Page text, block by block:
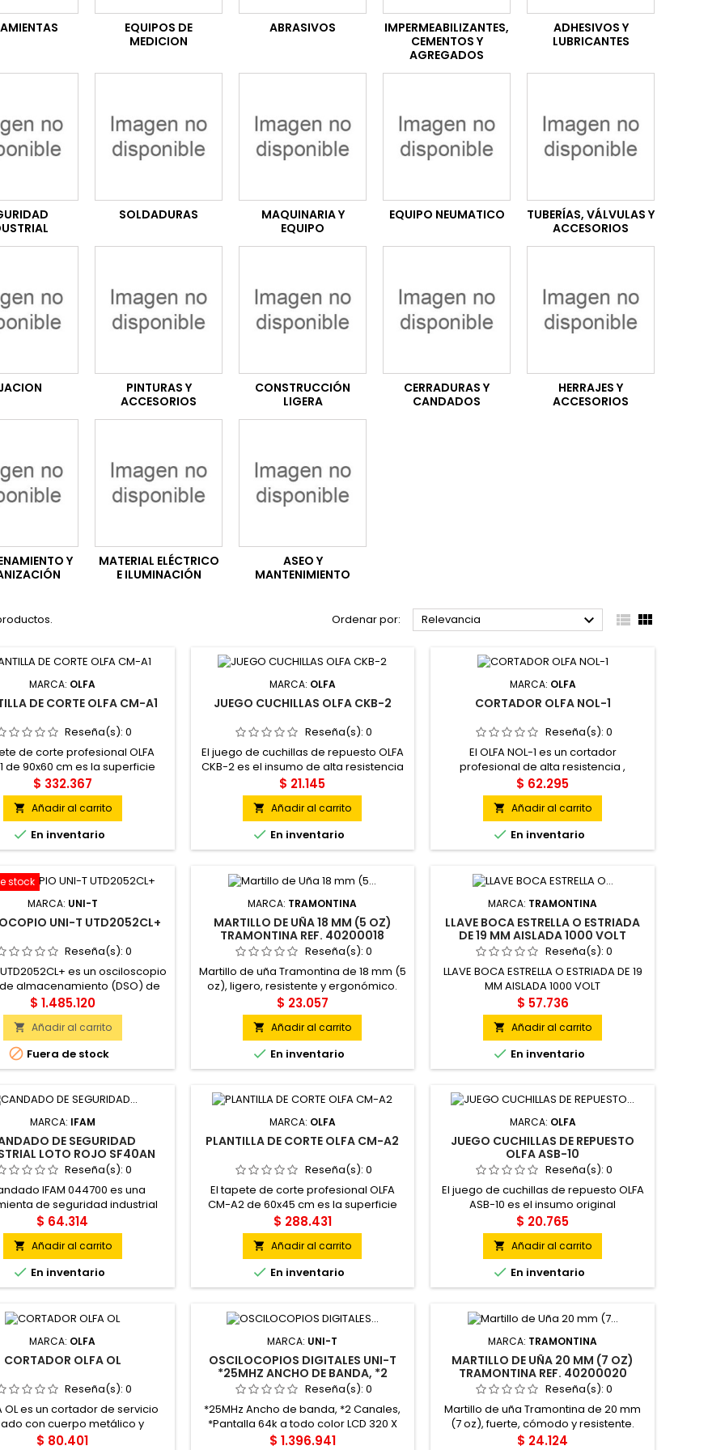
EQUIPOS DE
MEDICION
ABRASIVOS
IMPERMEABILIZANTES,
CEMENTOS Y
AGREGADOS
ADHESIVOS Y
LUBRICANTES
SOLDADURAS
MAQUINARIA Y
EQUIPO
EQUIPO NEUMATICO
TUBERÍAS, VÁLVULAS Y
ACCESORIOS
PINTURAS Y
ACCESORIOS
CONSTRUCCIÓN
LIGERA
CERRADURAS Y
CANDADOS
HERRAJES Y
ACCESORIOS
Y
MATERIAL ELÉCTRICO
E ILUMINACIÓN
ASEO Y
MANTENIMIENTO
Ordenar por: Relevancia   
MARCA: OLFA
DE CORTE OLFA CM-A1
Reseña(s):0
de corte profesional OLFA
de 90x60 cm es la superficie
de gran formato definitiva
talleres creativos, diseño y
en Colombia. Fabricado en
con tecnología avanzada de
(self-healing), su
de tres capas de PVC
cerrando las ranuras al...
$ 332.367
 Añadir al carrito
 En inventario
MARCA: OLFA
JUEGO CUCHILLAS OLFA CKB-2
Reseña(s): 0
El juego de cuchillas de repuesto OLFA
CKB-2 es el insumo de alta resistencia
definitivo para profesionales de la
marroquinería, el mantenimiento
industrial y las actividades al aire libre.
Fabricadas en Japón con acero
inoxidable de grado superior, estas
robustas hojillas enterizas están
navaja de artesanía OLFA CK-2. Su...
$ 21.145
 Añadir al carrito
 En inventario
MARCA: OLFA
CORTADOR OLFA NOL-1
Reseña(s): 0
El OLFA NOL-1 es un cortador
profesional de alta resistencia ,
diseñado para trabajos exigentes que
requieren precisión y durabilidad. Este
modelo es reconocido por por su
excelente calidad y ergonomia, siendo
ideal para corte de materiales como
cartón, plástico, cuero, vinilo, papel
$ 62.295
 Añadir al carrito
 En inventario
stock
MARCA: UNI-T
UNI-T UTD2052CL+
Reseña(s):0
UTD2052CL+ es un osciloscopio
almacenamiento (DSO) de
diseñado como una
de uso general para
entornos educativos y
de reparación. El UTD2052CL+
de 2 canales con un
de banda de 50 MHz y una
s. Su característica más...
$ 1.485.120
 Añadir al carrito
 Fuera de stock
MARCA: TRAMONTINA
MARTILLO DE UÑA 18 MM (5 OZ)
TRAMONTINA REF. 40200018
Reseña(s): 0
Martillo de uña Tramontina de 18 mm (5
oz), ligero, resistente y ergonómico.
Ideal para trabajos de carpintería,
reparación y mantenimiento en el
hogar o taller.
$ 23.057
 Añadir al carrito
 En inventario
MARCA: TRAMONTINA
LLAVE BOCA ESTRELLA O ESTRIADA
DE 19 MM AISLADA 1000 VOLT
Reseña(s): 0
LLAVE BOCA ESTRELLA O ESTRIADA DE 19
MM AISLADA 1000 VOLT
$ 57.736
 Añadir al carrito
 En inventario
MARCA: IFAM
DE SEGURIDAD
LOTO ROJO SF40AN
| ARCO DE ACERO
Reseña(s):0
IFAM 044700 es una
de seguridad industrial
Su cuerpo de polmero
alta resistencia, en un llamativo
es no conductor y soporta
rayos UV y temperaturas
El arco, fabricado en acero
ofrece gran resistencia a
cuenta con un sistema de...
$ 64.314
 Añadir al carrito
 En inventario
MARCA: OLFA
PLANTILLA DE CORTE OLFA CM-A2
Reseña(s): 0
El tapete de corte profesional OLFA
CM-A2 de 60x45 cm es la superficie
protectora de formato intermedio
preferida por estudiantes, diseñadores
y talleres de confección. Fabricado en
Japón con la exclusiva tecnología de
autocicatrización (self-healing), su
estructura sándwich de tres capas de
incisiones de las cuchillas,...
$ 288.431
 Añadir al carrito
 En inventario
MARCA: OLFA
JUEGO CUCHILLAS DE REPUESTO
OLFA ASB-10
Reseña(s): 0
El juego de cuchillas de repuesto OLFA
ASB-10 es el insumo original
indispensable para mantener el
rendimiento al máximo en tus
herramientas de corte de 9 mm.
Fabricadas en Japón bajo los más
estrictos estándares metalúrgicos,
estas hojillas de acero al carbono de
excepcionalmente agudo y una
resistencia superior al...
$ 20.765
 Añadir al carrito
 En inventario
MARCA: OLFA
CORTADOR OLFA OL
Reseña(s):0
OL es un cortador de servicio
con cuerpo metálico y
antideslizante. Está
$ 80.401
MARCA: UNI-T
OSCILOCOPIOS DIGITALES UNI-T
*25MHZ ANCHO DE BANDA, *2
CANALESReseña(s): 0
*25MHz Ancho de banda, *2 Canales,
*Pantalla 64k a todo color LCD 320 X
240, *Tiempo de subida ? 14
$ 1.396.941
MARCA: TRAMONTINA
MARTILLO DE UÑA 20 MM (7 OZ)
TRAMONTINA REF. 40200020
Reseña(s): 0
Martillo de uña Tramontina de 20 mm
(7 oz), fuerte, cómodo y resistente.
Ideal para trabajos de carpintería,
$ 24.124